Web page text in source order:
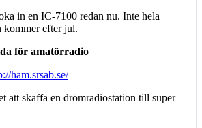
in en IC-7100 redan nu. Inte hela
kommer efter jul.
för amatörradio
ham.srsab.se/
att skaffa en drömradiostation till super